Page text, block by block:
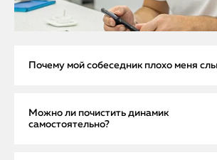
Почему мой собеседник плохо меня
Причины могут быть аппаратными —
динамика или засор порта, а также
Можно ли почистить динамик
самостоятельно?